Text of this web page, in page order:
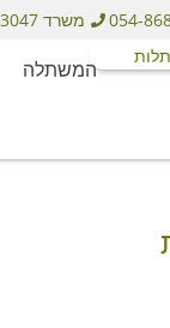
משרד 08-8573047
המשתלה